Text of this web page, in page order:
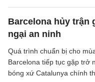
Barcelona hủy trận
ngại an ninh
Quá trình chuẩn bị cho
Barcelona tiếp tục gặp trở
bóng xứ Catalunya chính